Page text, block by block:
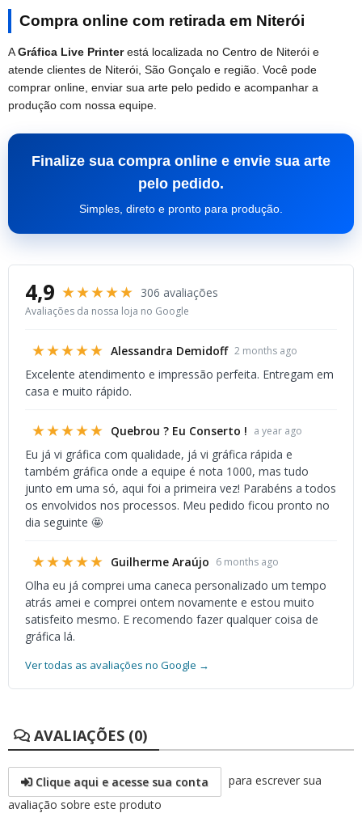
Compra online com retirada em Niterói
AGráfica Live Printerestá localizada no Centro de Niterói e
atende clientes de Niterói, São Gonçalo e região. Você pode
comprar online, enviar sua arte pelo pedido e acompanhar a
produção com nossa equipe.
Finalize sua compra online e envie sua arte
pelo pedido.
Simples, direto e pronto para produção.
4,9 ★★★★★ 306 avaliações
Avaliações da nossa loja no Google
★★★★★ Alessandra Demidoff 2 months ago
Excelente atendimento e impressão perfeita. Entregam em
casa e muito rápido.
★★★★★ Quebrou ? Eu Conserto ! a year ago
Eu já vi gráfica com qualidade, já vi gráfica rápida e
também gráfica onde a equipe é nota 1000, mas tudo
junto em uma só, aqui foi a primeira vez! Parabéns a todos
os envolvidos nos processos. Meu pedido ficou pronto no
dia seguinte 🤩
★★★★★ Guilherme Araújo 6 months ago
Olha eu já comprei uma caneca personalizado um tempo
atrás amei e comprei ontem novamente e estou muito
satisfeito mesmo. E recomendo fazer qualquer coisa de
gráfica lá.
Ver todas as avaliações no Google →
AVALIAÇÕES (0)
Clique aqui e acesse sua conta
para escrever sua
avaliação sobre este produto